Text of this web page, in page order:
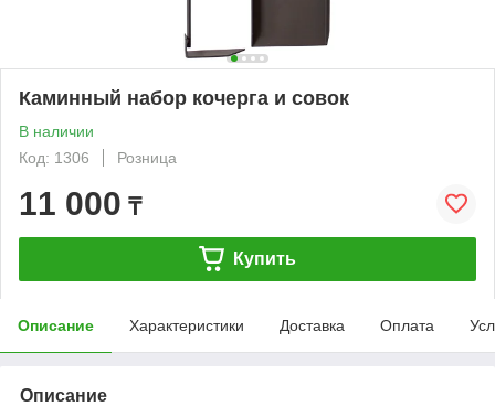
Каминный набор кочерга и совок
В наличии
Код: 1306
Розница
11 000 ₸
Купить
Описание Характеристики Доставка Оплата
Описание